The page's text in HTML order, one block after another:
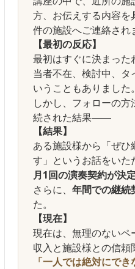
方、お伝えする内容を
件の施設へご連絡され
【最初の反応】
最初はすぐに決まった
当者不在、検討中、タ
いうこともありました。
しかし、フォローの
続された結果――
【結果】
ある施設様から「ぜ
す」というお話をいた
月1回の演奏契約が決定
さらに、 年間での継続
た。
【現在】
現在は、無理のないペ
収入と施設様との信頼
「一人では絶対にで